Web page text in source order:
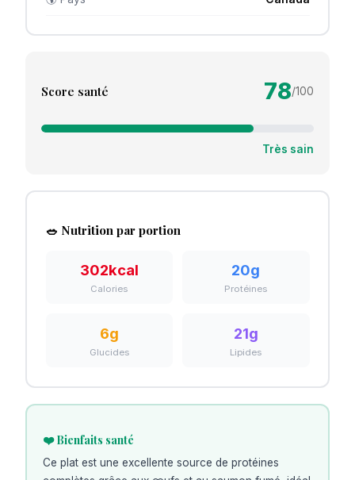
Score santé 78/100
Très sain
🥗 Nutrition par portion
302kcal
Calories
20g
Protéines
6g
Glucides
21g
Lipides
❤️ Bienfaits santé
Ce plat est une excellente source de protéines